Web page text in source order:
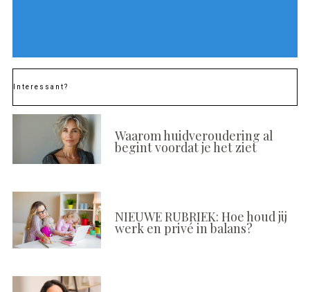
Interessant?
Waarom huidveroudering al
begint voordat je het ziet
NIEUWE RUBRIEK: Hoe houd jij
werk en privé in balans?